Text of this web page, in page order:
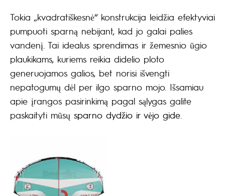
Tokia „kvadratiškesnė“ konstrukcija leidžia efektyviai
pumpuoti sparną nebijant, kad jo galai palies
vandenį. Tai idealus sprendimas ir žemesnio ūgio
plaukikams, kuriems reikia didelio ploto
generuojamos galios, bet norisi išvengti
nepatogumų dėl per ilgo sparno mojo. Išsamiau
apie įrangos pasirinkimą pagal sąlygas galite
paskaityti mūsų sparno dydžio ir vėjo gide